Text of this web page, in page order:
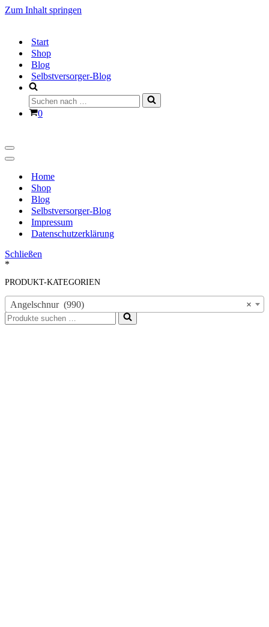
Zum Inhalt springen
Start
Shop
Blog
Selbstversorger-Blog
Suchen
nach …
Warenkorb
0
Navigationsmenü
Navigationsmenü
Home
Shop
Blog
Selbstversorger-Blog
Impressum
Datenschutzerklärung
Schließen
*
PRODUKT-KATEGORIEN
×
Angelschnur (990)
Suchen
nach …